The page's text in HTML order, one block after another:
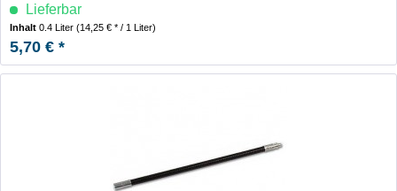
Lieferbar
Inhalt0.4 Liter(14,25 € * / 1 Liter)
5,70 € *